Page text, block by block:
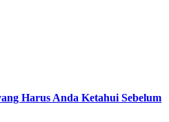
Harus Anda Ketahui Sebelum